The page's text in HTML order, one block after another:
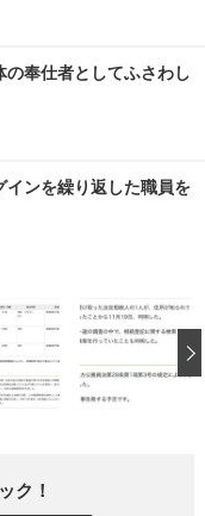
奉仕者としてふさわし
ンを繰り返した職員を
ク！